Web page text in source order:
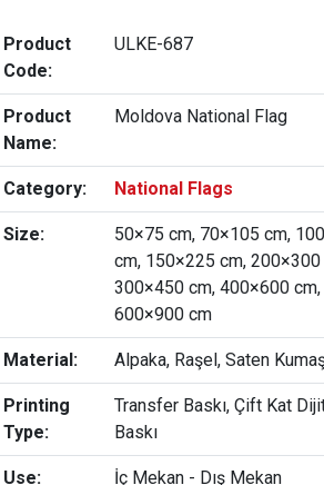
Product
Code:
ULKE-687
Product
Name:
Moldova National Flag
Category: National Flags
Size:
50×75 cm, 70×105 cm,
cm, 150×225 cm, 200×300
300×450 cm, 400×600 cm,
600×900 cm
Material: Alpaka, Raşel, Saten
Printing
Type:
Transfer Baskı, Çift Kat
Baskı
Use: İç Mekan - Dış Mekan